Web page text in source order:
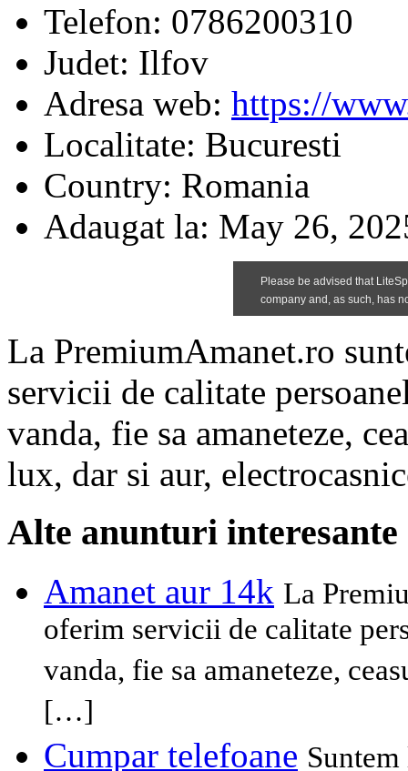
Telefon: 0786200310
Judet: Ilfov
Adresa web: https://
Localitate: Bucuresti
Country: Romania
Adaugat la: May 26,
La PremiumAmanet.ro
servicii de calitate
vanda, fie sa amaneteze,
lux, dar si aur,
Alte anunturi interesante
Amanet aur 14k La
oferim servicii de calitate
vanda, fie sa amaneteze,
[…]
Cumpar telefoane